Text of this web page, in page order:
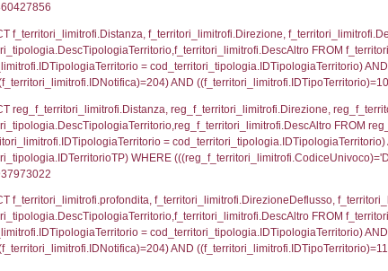
cod_territori_tipologia.IDTipologiaTerritorio)
AND
sql: SELECT f_territori_limitrofi.Distanza,
f_territori_limitrofi.DescAltro FROM
cod_territori_tipologia.IDTipologiaTerritorio)
AND
sql: SELECT f_territori_limitrofi.Distanza,
(f_territori_limitrofi.IDTipologiaTerritorio =